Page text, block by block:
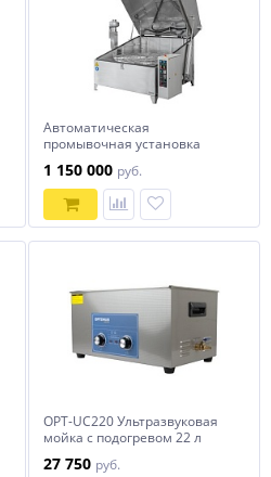
Автоматическая
промывочная установка
1 150 000 руб.
OPT-UC220 Ультразвуковая
мойка с подогревом 22 л
27 750 руб.